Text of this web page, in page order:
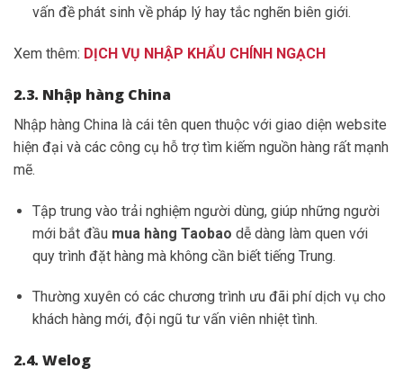
vấn đề phát sinh về pháp lý hay tắc nghẽn biên giới.
Xem thêm: DỊCH VỤ NHẬP KHẨU CHÍNH NGẠCH
2.3. Nhập hàng China
Nhập hàng China là cái tên quen thuộc với giao diện website
hiện đại và các công cụ hỗ trợ tìm kiếm nguồn hàng rất mạnh
mẽ.
Tập trung vào trải nghiệm người dùng, giúp những người
mới bắt đầu mua hàng Taobao dễ dàng làm quen với
quy trình đặt hàng mà không cần biết tiếng Trung.
Thường xuyên có các chương trình ưu đãi phí dịch vụ cho
khách hàng mới, đội ngũ tư vấn viên nhiệt tình.
2.4. Welog